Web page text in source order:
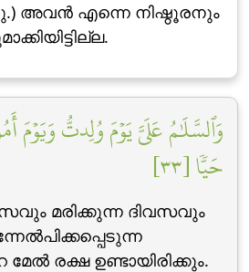
അവന്‍ എന്നെ നിഷ്ഠൂരനും
وَٱلسَّلَٰمُ عَلَيَّ يَوۡمَ وُلِدتُّ وَيَوۡمَ
حَيّٗا [٣٣]
മരിക്കുന്ന ദിവസവും
രക്ഷ ഉണ്ടായിരിക്കും.